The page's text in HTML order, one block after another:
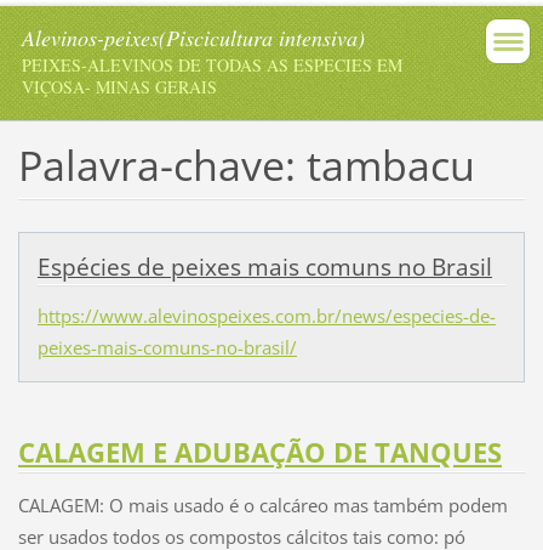
Alevinos-peixes(Piscicultura intensiva)
PEIXES-ALEVINOS DE TODAS AS ESPECIES EM
VIÇOSA- MINAS GERAIS
Palavra-chave: tambacu
Espécies de peixes mais comuns no Brasil
https://www.alevinospeixes.com.br/news/especies-de-
peixes-mais-comuns-no-brasil/
CALAGEM E ADUBAÇÃO DE TANQUES
CALAGEM: O mais usado é o calcáreo mas também podem
ser usados todos os compostos cálcitos tais como: pó